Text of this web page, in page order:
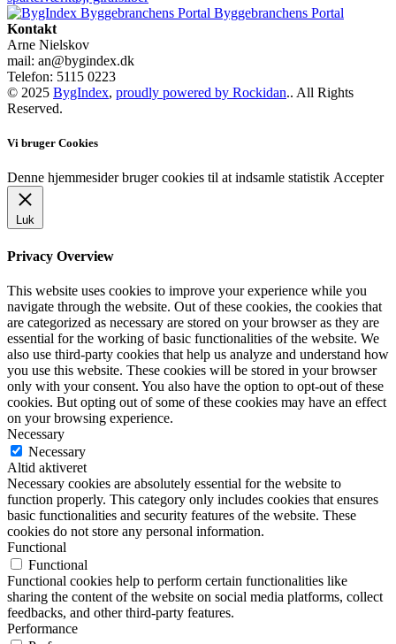
Byggebranchens Portal
Kontakt
Arne Nielskov
mail: an@bygindex.dk
Telefon: 5115 0223
© 2025 BygIndex, proudly powered by Rockidan.. All Rights
Reserved.
Vi bruger Cookies
Denne hjemmesider bruger cookies til at indsamle statistik Accepter
Luk
Privacy Overview
This website uses cookies to improve your experience while you
navigate through the website. Out of these cookies, the cookies that
are categorized as necessary are stored on your browser as they are
essential for the working of basic functionalities of the website. We
also use third-party cookies that help us analyze and understand how
you use this website. These cookies will be stored in your browser
only with your consent. You also have the option to opt-out of these
cookies. But opting out of some of these cookies may have an effect
on your browsing experience.
Necessary
Necessary
Altid aktiveret
Necessary cookies are absolutely essential for the website to
function properly. This category only includes cookies that ensures
basic functionalities and security features of the website. These
cookies do not store any personal information.
Functional
Functional
Functional cookies help to perform certain functionalities like
sharing the content of the website on social media platforms, collect
feedbacks, and other third-party features.
Performance